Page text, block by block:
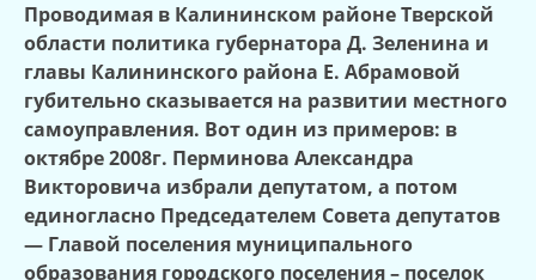
Проводимая в Калининском районе Тверской
области политика губернатора Д. Зеленина и
главы Калининского района Е. Абрамовой
губительно сказывается на развитии местного
самоуправления. Вот один из примеров: в
октябре 2008г. Перминова Александра
Викторовича избрали депутатом, а потом
единогласно Председателем Совета депутатов
— Главой поселения муниципального
образования городского поселения – поселок